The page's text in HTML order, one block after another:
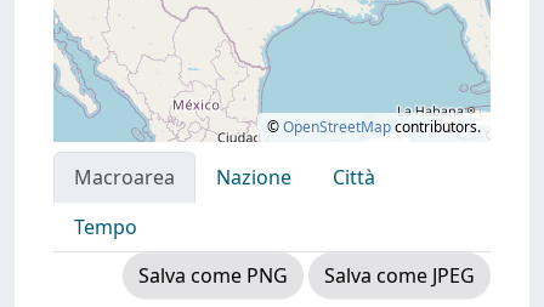
©OpenStreetMapcontributors.
Macroarea Nazione
Città
Tempo
Salva come PNG
Salva come JPEG